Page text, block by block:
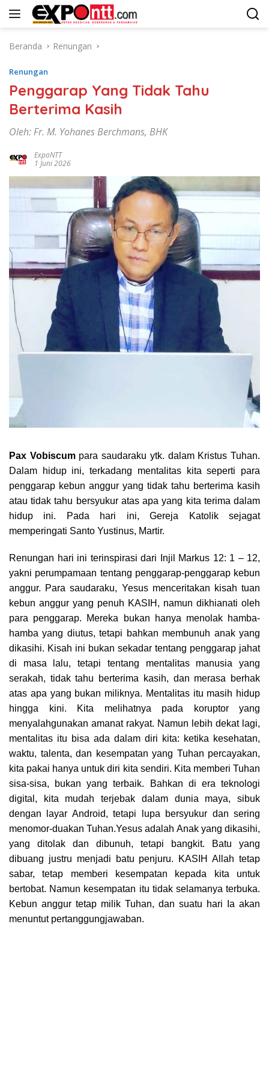
Langsung
Beranda
Renungan
Renungan
Penggarap Yang Tidak Tahu
Berterima Kasih
Oleh: Fr. M. Yohanes Berchmans, BHK
ExpoNTT
1 Juni 2026
Pax Vobiscumpara saudaraku ytk. dalam Kristus Tuhan.
Dalam hidup ini, terkadang mentalitas kita seperti para
penggarap kebun anggur yang tidak tahu berterima kasih
atau tidak tahu bersyukur atas apa yang kita terima dalam
hidup ini. Pada hari ini, Gereja Katolik sejagat
memperingati Santo Yustinus, Martir.
Renungan hari ini terinspirasi dari Injil Markus 12: 1 – 12,
yakni perumpamaan tentang penggarap-penggarap kebun
anggur. Para saudaraku, Yesus menceritakan kisah tuan
kebun anggur yang penuh KASIH, namun dikhianati oleh
para penggarap. Mereka bukan hanya menolak hamba-
hamba yang diutus, tetapi bahkan membunuh anak yang
dikasihi. Kisah ini bukan sekadar tentang penggarap jahat
di masa lalu, tetapi tentang mentalitas manusia yang
serakah, tidak tahu berterima kasih, dan merasa berhak
atas apa yang bukan miliknya. Mentalitas itu masih hidup
hingga kini. Kita melihatnya pada koruptor yang
menyalahgunakan amanat rakyat. Namun lebih dekat lagi,
mentalitas itu bisa ada dalam diri kita: ketika kesehatan,
waktu, talenta, dan kesempatan yang Tuhan percayakan,
kita pakai hanya untuk diri kita sendiri. Kita memberi Tuhan
sisa-sisa, bukan yang terbaik. Bahkan di era teknologi
digital, kita mudah terjebak dalam dunia maya, sibuk
dengan layar Android, tetapi lupa bersyukur dan sering
menomor-duakan Tuhan.Yesus adalah Anak yang dikasihi,
yang ditolak dan dibunuh, tetapi bangkit. Batu yang
dibuang justru menjadi batu penjuru. KASIH Allah tetap
sabar, tetap memberi kesempatan kepada kita untuk
bertobat. Namun kesempatan itu tidak selamanya terbuka.
Kebun anggur tetap milik Tuhan, dan suatu hari Ia akan
menuntut pertanggungjawaban.